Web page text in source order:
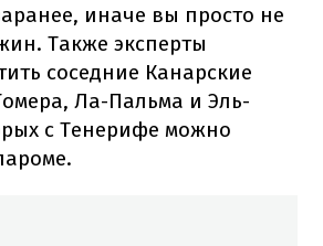
иначе вы просто не
Также эксперты
соседние Канарские
Ла-Пальма и Эль-
с Тенерифе можно